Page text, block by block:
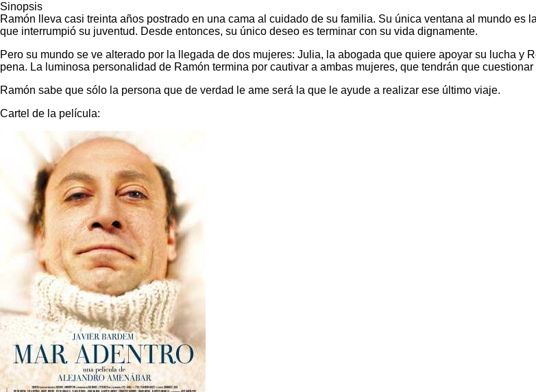
Sinopsis
Ramón lleva casi treinta años postrado en una cama al cuidado de su familia. Su única ventana al mundo
que interrumpió su juventud. Desde entonces, su único deseo es terminar con su vida dignamente.
Pero su mundo se ve alterado por la llegada de dos mujeres: Julia, la abogada que quiere apoyar su lucha y
pena. La luminosa personalidad de Ramón termina por cautivar a ambas mujeres, que tendrán que
Ramón sabe que sólo la persona que de verdad le ame será la que le ayude a realizar ese último viaje.
Cartel de la película: